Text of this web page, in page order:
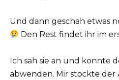
Und dann geschah etwas
Den Rest findet ihr im
Ich sah sie an und konnte
abwenden. Mir stockte der